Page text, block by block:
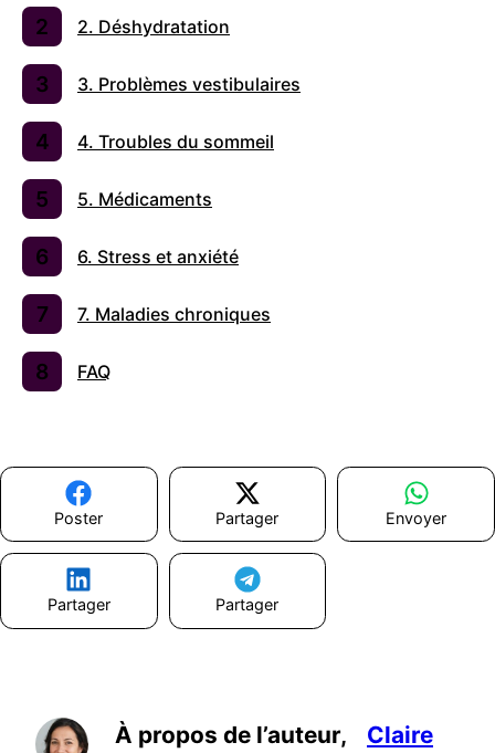
2. Déshydratation
3. Problèmes vestibulaires
4. Troubles du sommeil
5. Médicaments
6. Stress et anxiété
7. Maladies chroniques
FAQ
Poster Partager Envoyer
Partager Partager
À propos de l’auteur,
Claire